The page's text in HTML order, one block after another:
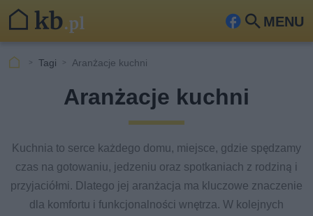
MENU
Fa Szu
Tagi Aranżacje kuchni
Aranżacje kuchni
Kuchnia to serce każdego domu, miejsce, gdzie spędzamy
czas na gotowaniu, jedzeniu oraz spotkaniach z rodziną i
przyjaciółmi. Dlatego jej aranżacja ma kluczowe znaczenie
dla komfortu i funkcjonalności wnętrza. W kolejnych